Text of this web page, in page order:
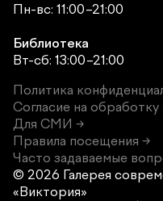
Пн-вс: 11:00–21:00
Библиотека
Вт-сб: 13:00–21:00
Политика
Согласие на
Для СМИ →
Правила посещения →
Часто задаваемые
© 2026 Галерея
«Виктория»